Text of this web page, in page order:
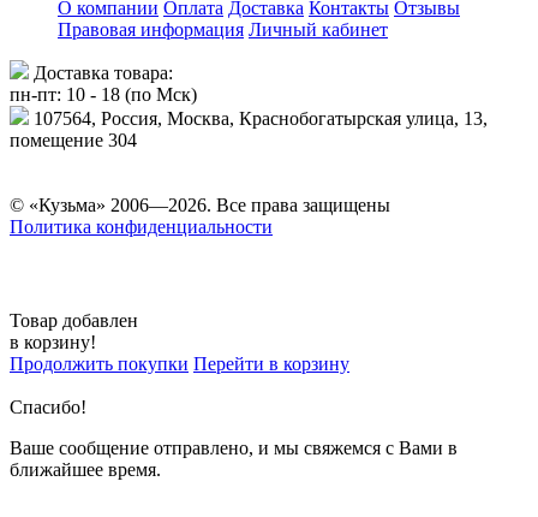
О компании Оплата Доставка Контакты Отзывы
Правовая информация Личный кабинет
Доставка товара:
пн-пт: 10 - 18 (по Мск)
107564, Россия, Москва, Краснобогатырская улица, 13,
помещение 304
© «Кузьма» 2006—2026. Все права защищены
Политика конфиденциальности
Товар добавлен
в корзину!
Продолжить покупки Перейти в корзину
Спасибо!
Ваше сообщение отправлено, и мы свяжемся с Вами в
ближайшее время.